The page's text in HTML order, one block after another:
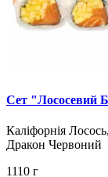
Сет "Лососевий
Каліфорнія
Дракон Червоний
1110 г